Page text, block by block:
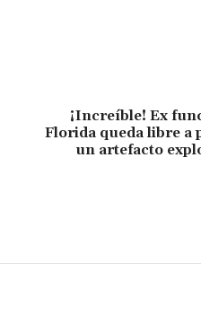
¡Increíble! Ex
Florida queda libre a
un artefacto